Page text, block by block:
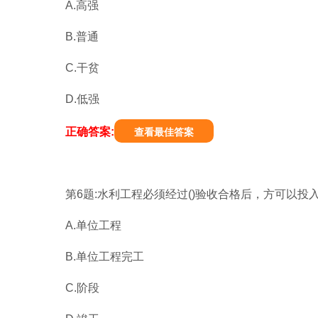
A.高强
B.普通
C.干贫
D.低强
正确答案: 查看最佳答案
第6题:水利工程必须经过()验收合格后，方可以投
A.单位工程
B.单位工程完工
C.阶段